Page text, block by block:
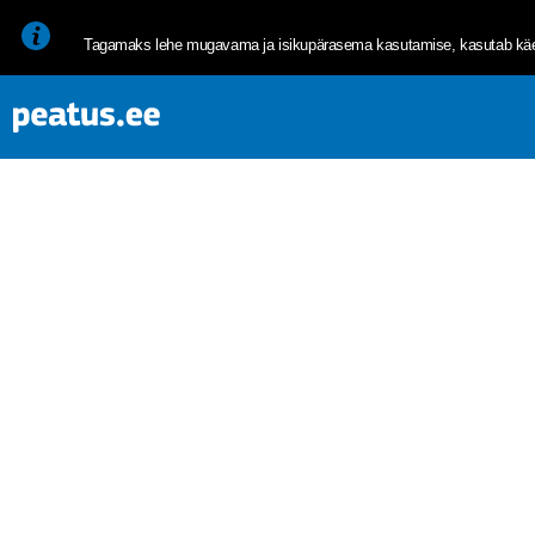
<p><span style="font-size: 10pt; line-height: 107%; font-family:
Tagamaks lehe mugavama ja isikupärasema kasutamise, kasutab